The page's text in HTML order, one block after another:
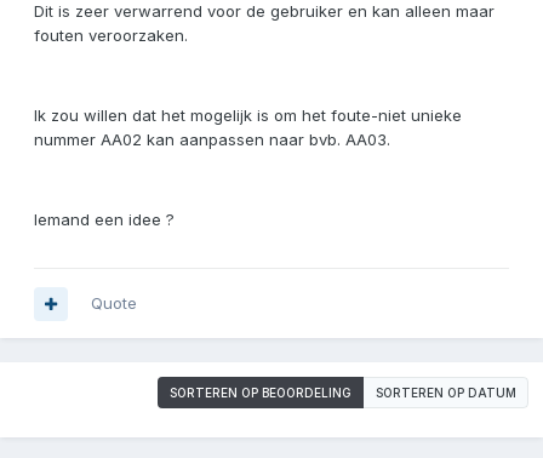
Dit is zeer verwarrend voor de gebruiker en kan alleen maar
fouten veroorzaken.
Ik zou willen dat het mogelijk is om het foute-niet unieke
nummer AA02 kan aanpassen naar bvb. AA03.
Iemand een idee ?
Quote
SORTEREN OP BEOORDELING SORTEREN OP DATUM